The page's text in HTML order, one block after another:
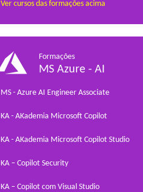
Ver cursos das formações acima
Formações
MS Azure - AI
MS - Azure AI Engineer Associate
KA - AKademia Microsoft Copilot
KA - AKademia Microsoft Copilot Studio
KA – Copilot Security
KA – Copilot com Visual Studio